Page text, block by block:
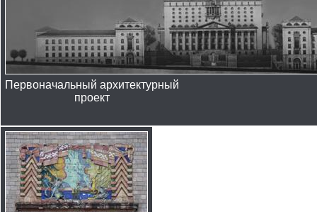
Первоначальный архитектурный
проект